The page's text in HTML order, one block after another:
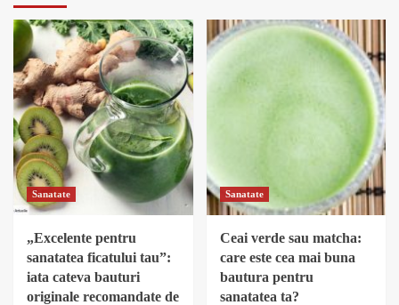
Sanatate
„Excelente pentru
sanatatea ficatului tau”:
iata cateva bauturi
originale recomandate de
Sanatate
Ceai verde sau matcha:
care este cea mai buna
bautura pentru
sanatatea ta?